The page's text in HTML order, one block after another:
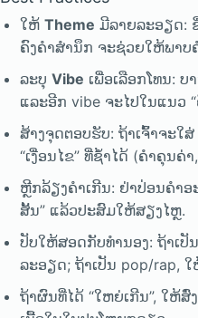
ໃຫ້ Theme ມີລາຍລະອຽດ:
ຄົງຄຳສຳນຶກ ຈະຊ່ວຍໃຫ້ພາບ
ລະບຸ Vibe ເພື່ອເລືອກໂທນ: ບ
ແລະອີກ vibe ຈະໄປໃນແນວ “
ສ້າງຈຸດຕອບຮັບ: ຖ້າເຈົ້າຈະໃ
“ເງື່ອນໄຂ” ທີ່ຊ້ຳໄດ້ (ຄຳຄຸນຄ່
ຫຼີກລ້ຽງຄຳເກີນ: ຢ່າປ່ອນຄຳອ
ສັ້ນ” ແລ້ວປະສົມໃຫ້ສຽງໄຫຼ.
ປັບໃຫ້ສອດກັບທຳນອງ: ຖ້າເ
ລະອຽດ; ຖ້າເປັນ pop/rap,
ຖ້າຜົນທີ່ໄດ້ “ໃຫຍ່ເກີນ”, ໃຫ້